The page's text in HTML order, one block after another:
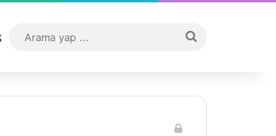
Sitemap
...